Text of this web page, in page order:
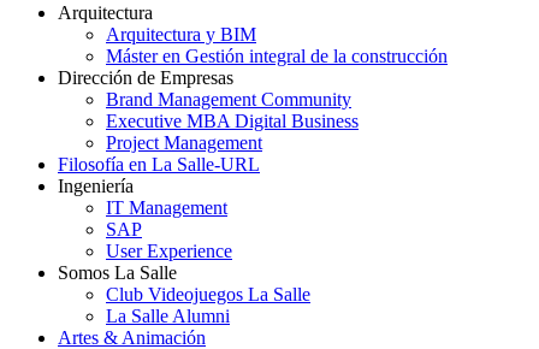
Arquitectura
Arquitectura y BIM
Máster en Gestión integral de la construcción
Dirección de Empresas
Brand Management Community
Executive MBA Digital Business
Project Management
Filosofía en La Salle-URL
Ingeniería
IT Management
SAP
User Experience
Somos La Salle
Club Videojuegos La Salle
La Salle Alumni
Artes & Animación